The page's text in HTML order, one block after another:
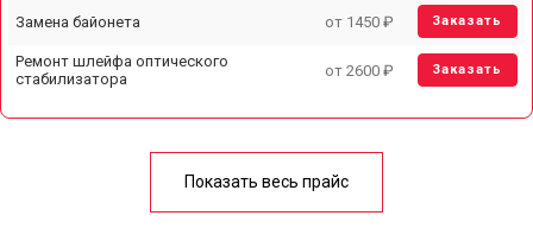
Замена байонета от 1450 ₽ Заказать
Ремонт шлейфа оптического
стабилизатора
от 2600 ₽ Заказать
У меня другая неисправность
Показать весь прайс